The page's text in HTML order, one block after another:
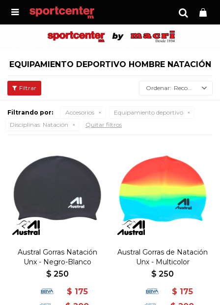

EQUIPAMIENTO DEPORTIVO HOMBRE NATACIÓN
Recomendados
Filtrando por: Accesorios
Equipamiento deportivo
Disciplinas: Natación Quitar filtros
Austral Gorras Natación
Unx - Negro-Blanco
$ 250
$ 175
Austral Gorras de Natación
Unx - Multicolor
$ 250
$ 175